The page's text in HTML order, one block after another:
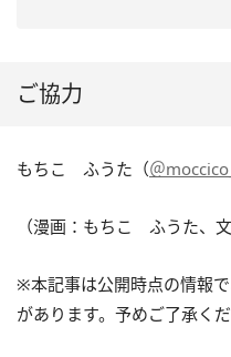
ご協力
もちこ ふうた（＠
（漫画：もちこ ふうた、
※本記事は公開時点の情報
があります。予めご了承くだ